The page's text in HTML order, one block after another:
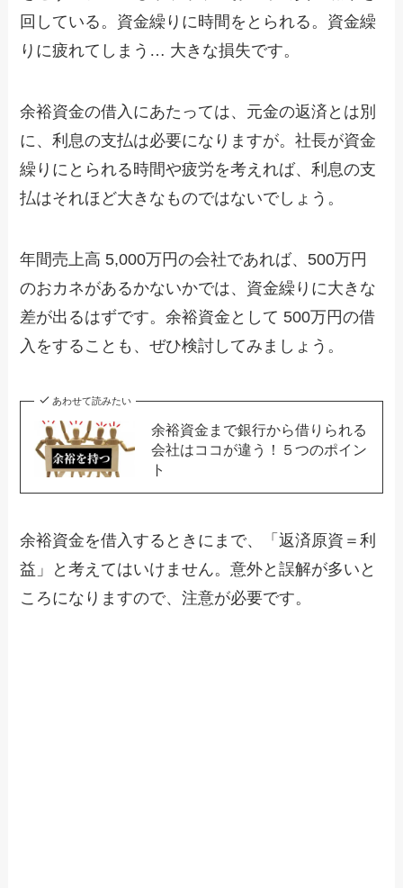
回している。資金繰りに時間をとられる。資金繰
りに疲れてしまう… 大きな損失です。
余裕資金の借入にあたっては、元金の返済とは別
に、利息の支払は必要になりますが。社長が資金
繰りにとられる時間や疲労を考えれば、利息の支
払はそれほど大きなものではないでしょう。
年間売上高 5,000万円の会社であれば、500万円
のおカネがあるかないかでは、資金繰りに大きな
差が出るはずです。余裕資金として 500万円の借
入をすることも、ぜひ検討してみましょう。
あわせて読みたい
余裕資金まで銀行から借りられる
会社はココが違う！５つのポイン
ト
余裕資金を借入するときにまで、「返済原資＝利
益」と考えてはいけません。意外と誤解が多いと
ころになりますので、注意が必要です。